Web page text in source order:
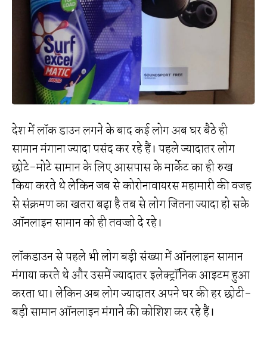
देश में लॉक डाउन लगने के बाद कई लोग अब घर बैठे ही
सामान मंगाना ज्यादा पसंद कर रहे हैं। पहले ज्यादातर लोग
छोटे-मोटे सामान के लिए आसपास के मार्केट का ही रुख
किया करते थे लेकिन जब से कोरोनावायरस महामारी की वजह
से संक्रमण का खतरा बढ़ा है तब से लोग जितना ज्यादा हो सके
ऑनलाइन सामान को ही तवज्जो दे रहे।
लॉकडाउन से पहले भी लोग बड़ी संख्या में ऑनलाइन सामान
मंगाया करते थे और उसमें ज्यादातर इलेक्ट्रॉनिक आइटम हुआ
करता था। लेकिन अब लोग ज्यादातर अपने घर की हर छोटी-
बड़ी सामान ऑनलाइन मंगाने की कोशिश कर रहे हैं।